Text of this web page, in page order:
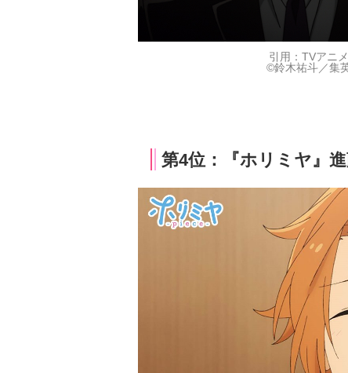
引用：TVアニ
©鈴木祐斗／集
第4位：『ホリミヤ』